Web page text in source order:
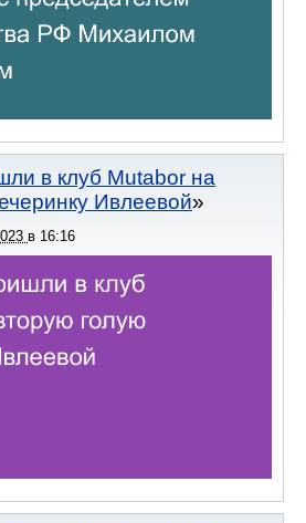
в клуб Mutabor на
Ивлеевой
в 16:16